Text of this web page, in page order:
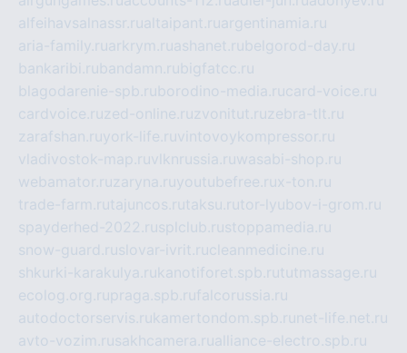
alfeihavsalnassr.rualtaipant.ruargentinamia.ru
aria-family.ruarkrym.ruashanet.rubelgorod-day.ru
bankaribi.rubandamn.rubigfatcc.ru
blagodarenie-spb.ruborodino-media.rucard-voice.ru
cardvoice.ruzed-online.ruzvonitut.ruzebra-tlt.ru
zarafshan.ruyork-life.ruvintovoykompressor.ru
vladivostok-map.ruvlknrussia.ruwasabi-shop.ru
webamator.ruzaryna.ruyoutubefree.rux-ton.ru
trade-farm.rutajuncos.rutaksu.rutor-lyubov-i-grom.ru
spayderhed-2022.rusplclub.rustoppamedia.ru
snow-guard.ruslovar-ivrit.rucleanmedicine.ru
shkurki-karakulya.rukanotiforet.spb.rututmassage.ru
ecolog.org.rupraga.spb.rufalcorussia.ru
autodoctorservis.rukamertondom.spb.ru net-life.net.ru
avto-vozim.rusakhcamera.rualliance-electro.spb.ru